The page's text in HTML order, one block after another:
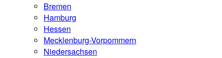
Bremen
Hamburg
Hessen
Mecklenburg-Vorpommern
Niedersachsen